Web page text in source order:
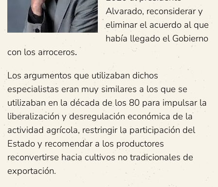
Alvarado, reconsiderar y
eliminar el acuerdo al que
había llegado el Gobierno
con los arroceros.
Los argumentos que utilizaban dichos
especialistas eran muy similares a los que se
utilizaban en la década de los 80 para impulsar la
liberalización y desregulación económica de la
actividad agrícola, restringir la participación del
Estado y recomendar a los productores
reconvertirse hacia cultivos no tradicionales de
exportación.